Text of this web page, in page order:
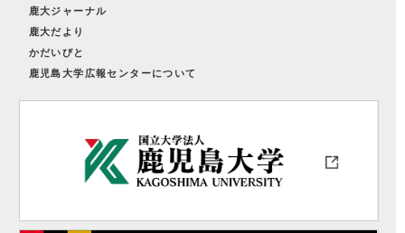
鹿大ジャーナル
鹿大だより
かだいびと
鹿児島大学広報センターについて